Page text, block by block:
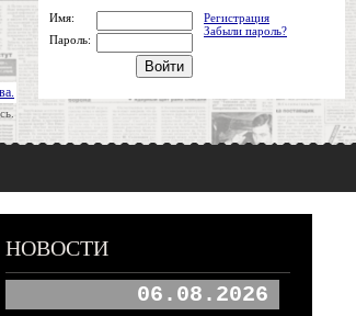
Имя:
Регистрация
Забыли пароль?
Пароль:
НОВОСТИ
06.08.2026